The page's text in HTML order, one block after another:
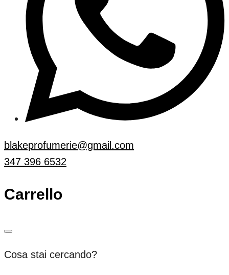
blakeprofumerie@gmail.com
347 396 6532
Carrello
Cosa stai cercando?